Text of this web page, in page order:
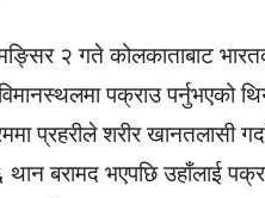
२ गते कोलकाताबाट
पक्राउ पर्नुभएको
प्रहरीले शरीर खानतलासी
बरामद भएपछि उहाँलाई